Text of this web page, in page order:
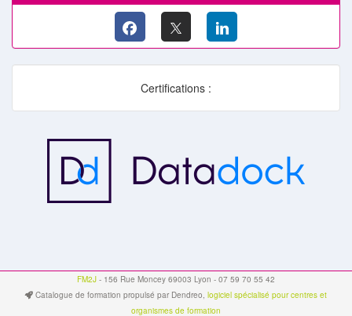
Certifications :
FM2J - 156 Rue Moncey 69003 Lyon - 07 59 70 55 42
Catalogue de formation propulsé par Dendreo, logiciel spécialisé pour centres et
organismes de formation